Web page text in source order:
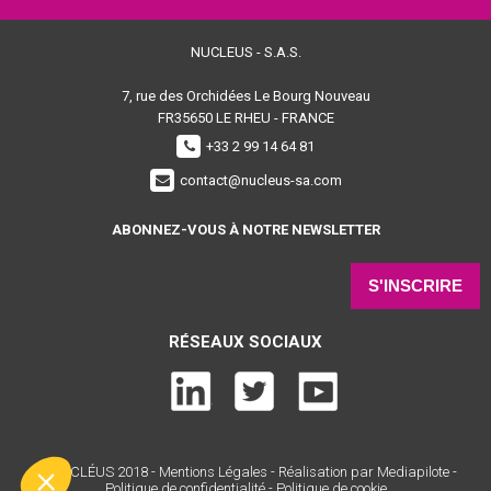
NUCLEUS - S.A.S.
7, rue des Orchidées Le Bourg Nouveau
FR35650 LE RHEU - FRANCE
+33 2 99 14 64 81
contact@nucleus-sa.com
ABONNEZ-VOUS À NOTRE NEWSLETTER
S'INSCRIRE
RÉSEAUX SOCIAUX
© NUCLÉUS 2018 - Mentions Légales - Réalisation par Mediapilote -